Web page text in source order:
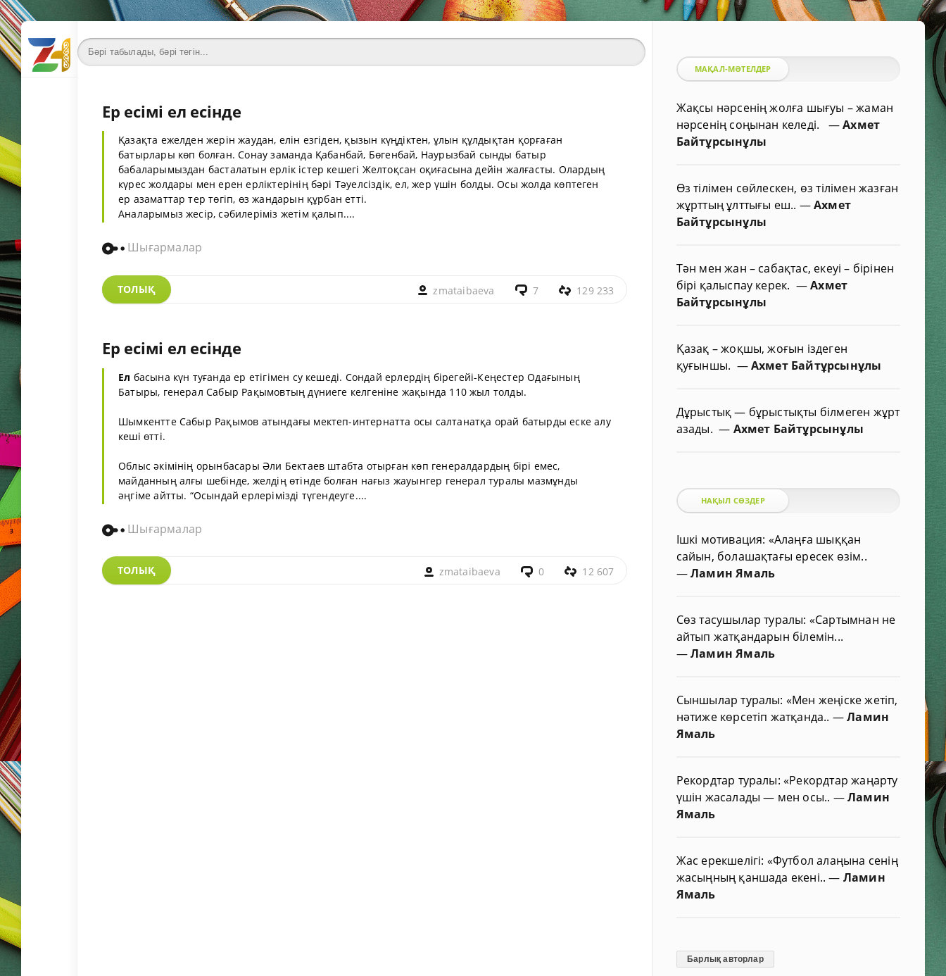
Ер есімі ел есінде
Қазақта ежелден жерін жаудан, елін езгіден, қызын күңдіктен, ұлын құлдықтан қорғаған
батырлары көп болған. Сонау заманда Қабанбай, Бөгенбай, Наурызбай сынды батыр
бабаларымыздан басталатын ерлік істер кешегі Желтоқсан оқиғасына дейін жалғасты. Олардың
күрес жолдары мен ерен ерліктерінің бәрі Тәуелсіздік, ел, жер үшін болды. Осы жолда көптеген
ер азаматтар тер төгіп, өз жандарын құрбан етті.
Аналарымыз жесір, сәбилеріміз жетім қалып....
Шығармалар
ТОЛЫҚ zmataibaeva 7 129 233
Ер есімі ел есінде
Ел басына күн туғанда ер етігімен су кешеді. Сондай ерлердің бірегейі-Кеңестер Одағының
Батыры, генерал Сабыр Рақымовтың дүниеге келгеніне жақында 110 жыл толды.
Шымкентте Сабыр Рақымов атындағы мектеп-интернатта осы салтанатқа орай батырды еске алу
кеші өтті.
Облыс әкімінің орынбасары Әли Бектаев штабта отырған көп генералдардың бірі емес,
майданның алғы шебінде, желдің өтінде болған нағыз жауынгер генерал туралы мазмұнды
әңгіме айтты. “Осындай ерлерімізді түгендеуге....
Шығармалар
ТОЛЫҚ zmataibaeva 0 12 607
МАҚАЛ-МӘТЕЛДЕР
Жақсы нәрсенің жолға шығуы – жаман
нәрсенің соңынан келеді. —Ахмет
Байтұрсынұлы
Өз тілімен сөйлескен, өз тілімен жазған
жұрттың ұлттығы еш.. —Ахмет
Байтұрсынұлы
Тән мен жан – сабақтас, екеуі – бірінен
бірі қалыспау керек. —Ахмет
Байтұрсынұлы
Қазақ – жоқшы, жоғын іздеген
қуғыншы. —Ахмет Байтұрсынұлы
Дұрыстық — бұрыстықты білмеген жұрт
азады.— Ахмет Байтұрсынұлы
НАҚЫЛ СӨЗДЕР
Ішкі мотивация: «Алаңға шыққан
сайын, болашақтағы ересек өзім..
—Ламин Ямаль
Сөз тасушылар туралы: «Сартымнан не
айтып жатқандарын білемін...
—Ламин Ямаль
Сыншылар туралы: «Мен жеңіске жетіп,
нәтиже көрсетіп жатқанда.. —Ламин
Ямаль
Рекордтар туралы: «Рекордтар жаңарту
үшін жасалады — мен осы.. —Ламин
Ямаль
Жас ерекшелігі: «Футбол алаңына сенің
жасыңның қаншада екені..— Ламин
Ямаль
Барлық авторлар